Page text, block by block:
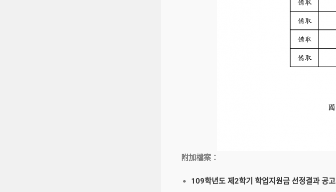
附加檔案：
109학년도 제2학기 학업지원금 선정결과 공고